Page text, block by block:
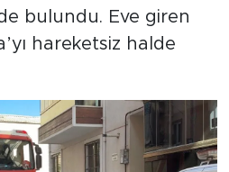
bulundu. Eve giren
hareketsiz halde